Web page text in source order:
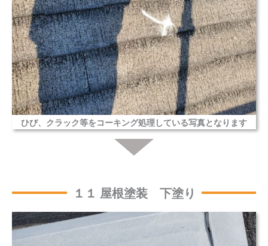
ひび、クラック等をコーキング処理している写真となります
１１ 屋根塗装 下塗り